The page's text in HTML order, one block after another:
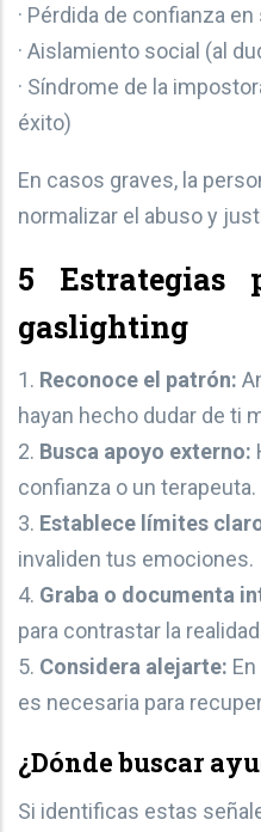
· Pérdida de confianza
· Aislamiento social (al
· Síndrome de la
éxito)
En casos graves, la
normalizar el abuso y
5 Estrategias
gaslighting
1. Reconoce el patrón:
hayan hecho dudar de ti
2. Busca apoyo externo:
confianza o un terapeuta.
3. Establece límites
invaliden tus emociones.
4. Graba o documenta
para contrastar la
5. Considera alejarte:
es necesaria para
¿Dónde buscar
Si identificas estas